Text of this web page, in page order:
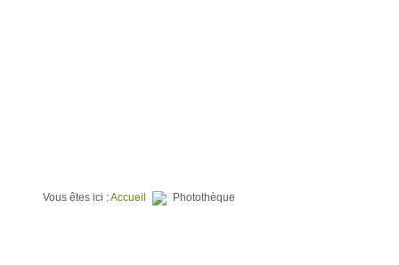
Vous êtes ici :Accueil Photothèque